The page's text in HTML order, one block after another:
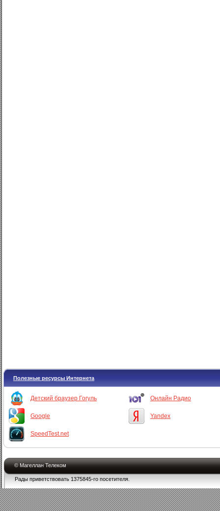
Полезные ресурсы Интернета
Детский браузер Гогуль Онлайн Радио
Google Yandex
SpeedTest.net
© Магеллан Телеком
Рады приветствовать 1375845-го посетителя.